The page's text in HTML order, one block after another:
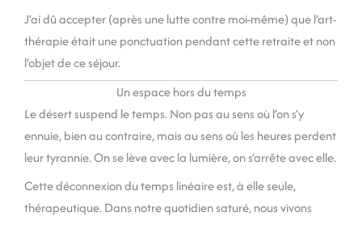
J’ai dû accepter (après une lutte contre moi-même) que l’art-
thérapie était une ponctuation pendant cette retraite et non
l’objet de ce séjour.
Un espace hors du temps
Le désert suspend le temps. Non pas au sens où l’on s’y
ennuie, bien au contraire, mais au sens où les heures perdent
leur tyrannie. On se lève avec la lumière, on s’arrête avec elle.
Cette déconnexion du temps linéaire est, à elle seule,
thérapeutique. Dans notre quotidien saturé, nous vivons